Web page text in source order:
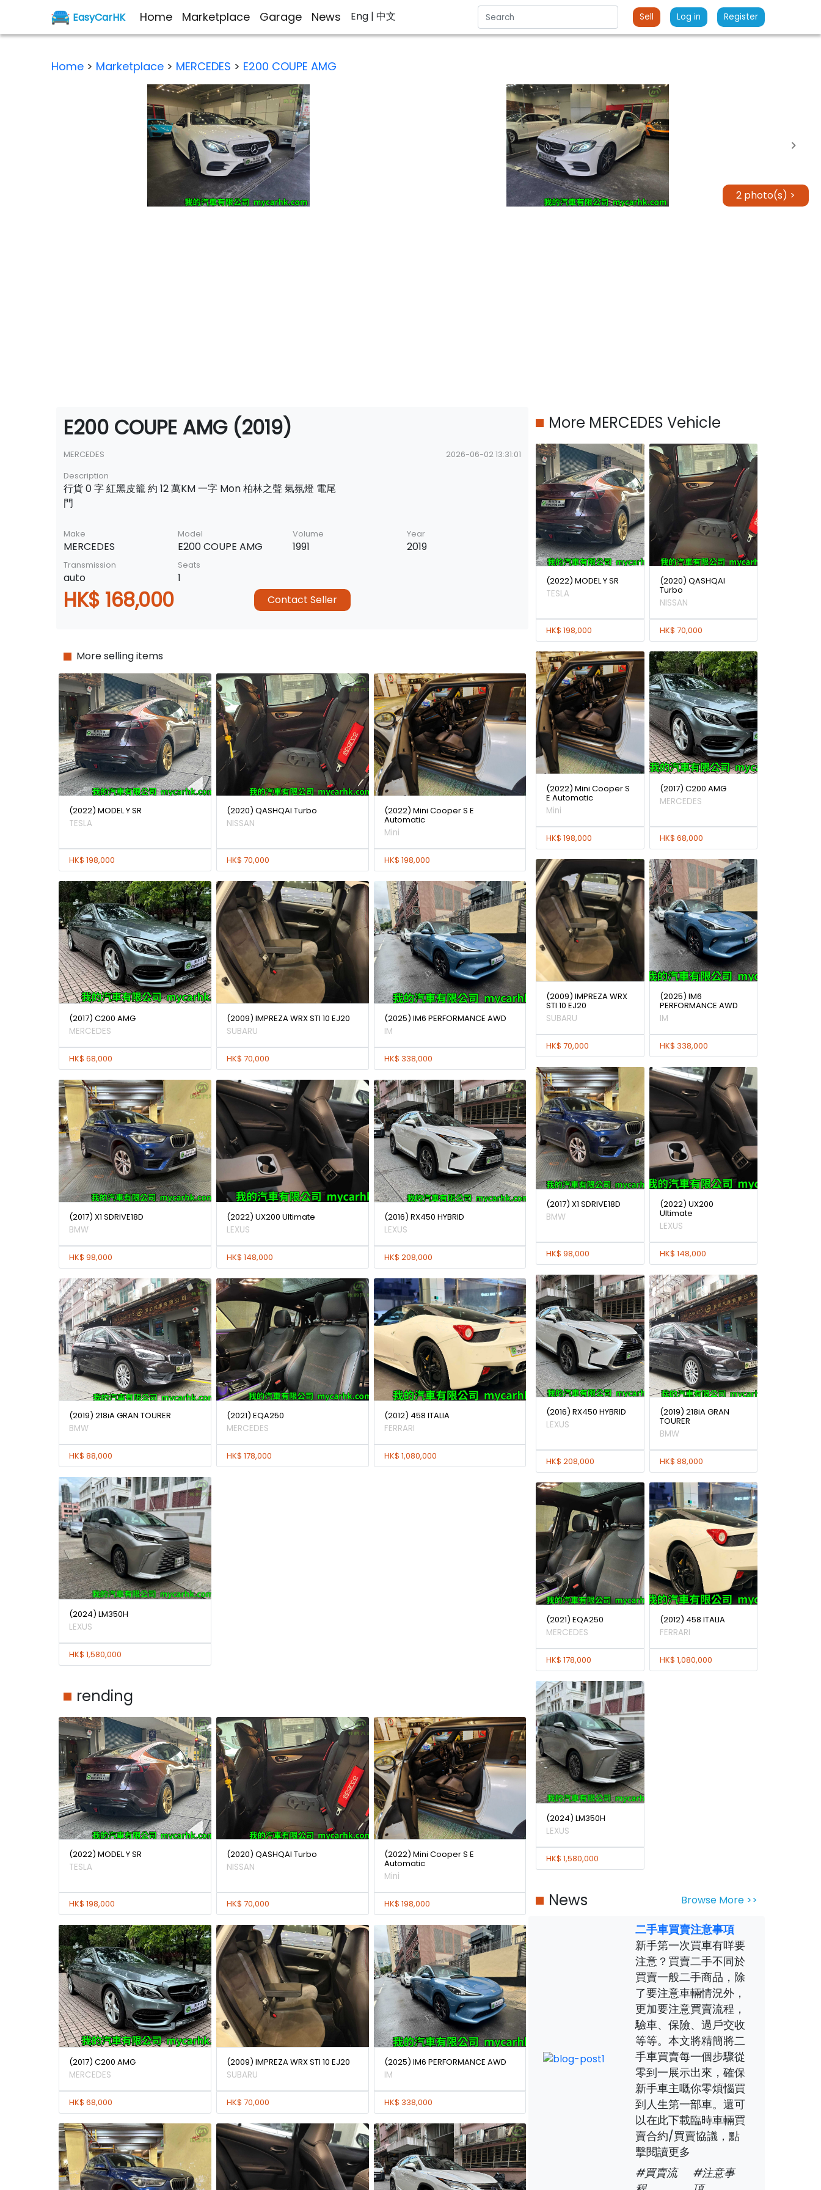
EasyCarHK Home Marketplace Garage News Eng | 中文 Sell Log in Register
Home > Marketplace > MERCEDES > E200 COUPE AMG
2 photo(s) >
E200 COUPE AMG (2019)
MERCEDES
2026-06-02 13:31:01
Description
行貨 0 字 紅黑皮籠 約 12 萬KM 一字 Mon 柏林之聲 氣氛燈 電尾
門
Make
MERCEDES
Model
E200 COUPE AMG
Volume
1991
Year
2019
Transmission
auto
Seats
1
HK$ 168,000 Contact Seller
More selling items
(2022) MODEL Y SR
TESLA
HK$ 198,000
(2020) QASHQAI Turbo
NISSAN
HK$ 70,000
(2022) Mini Cooper S E
Automatic
Mini
HK$ 198,000
(2017) C200 AMG
MERCEDES
HK$ 68,000
(2009) IMPREZA WRX STI 10 EJ20
SUBARU
HK$ 70,000
(2025) IM6 PERFORMANCE AWD
IM
HK$ 338,000
(2017) X1 SDRIVE18D
BMW
HK$ 98,000
(2022) UX200 Ultimate
LEXUS
HK$ 148,000
(2016) RX450 HYBRID
LEXUS
HK$ 208,000
(2019) 218iA GRAN TOURER
BMW
HK$ 88,000
(2021) EQA250
MERCEDES
HK$ 178,000
(2012) 458 ITALIA
FERRARI
HK$ 1,080,000
(2024) LM350H
LEXUS
HK$ 1,580,000
rending
(2022) MODEL Y SR
TESLA
HK$ 198,000
(2020) QASHQAI Turbo
NISSAN
HK$ 70,000
(2022) Mini Cooper S E
Automatic
Mini
HK$ 198,000
(2017) C200 AMG
MERCEDES
HK$ 68,000
(2009) IMPREZA WRX STI 10 EJ20
SUBARU
HK$ 70,000
(2025) IM6 PERFORMANCE AWD
IM
HK$ 338,000
More MERCEDES Vehicle
(2022) MODEL Y SR
TESLA
HK$ 198,000
(2020) QASHQAI
Turbo
NISSAN
HK$ 70,000
(2022) Mini Cooper S
E Automatic
Mini
HK$ 198,000
(2017) C200 AMG
MERCEDES
HK$ 68,000
(2009) IMPREZA WRX
STI 10 EJ20
SUBARU
HK$ 70,000
(2025) IM6
PERFORMANCE AWD
IM
HK$ 338,000
(2017) X1 SDRIVE18D
BMW
HK$ 98,000
(2022) UX200
Ultimate
LEXUS
HK$ 148,000
(2016) RX450 HYBRID
LEXUS
HK$ 208,000
(2019) 218iA GRAN
TOURER
BMW
HK$ 88,000
(2021) EQA250
MERCEDES
HK$ 178,000
(2012) 458 ITALIA
FERRARI
HK$ 1,080,000
(2024) LM350H
LEXUS
HK$ 1,580,000
News Browse More >>
二手車買賣注意事項
新手第一次買車有咩要
注意？買賣二手不同於
買賣一般二手商品，除
了要注意車輛情況外，
更加要注意買賣流程，
驗車、保險、過戶交收
等等。本文將精簡將二
手車買賣每一個步驟從
零到一展示出來，確保
新手車主嘅你零煩惱買
到人生第一部車。還可
以在此下載臨時車輛買
賣合約/買賣協議，點
擊閱讀更多
#買賣流
#注意事